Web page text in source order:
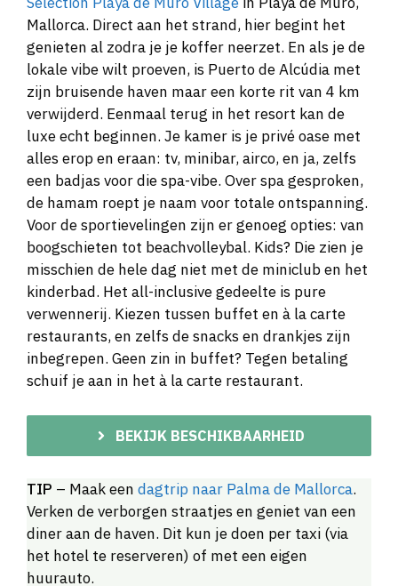
Mallorca. Direct aan het strand, hier begint het
genieten al zodra je je koffer neerzet. En als je de
lokale vibe wilt proeven, is Puerto de Alcúdia met
zijn bruisende haven maar een korte rit van 4 km
verwijderd. Eenmaal terug in het resort kan de
luxe echt beginnen. Je kamer is je privé oase met
alles erop en eraan: tv, minibar, airco, en ja, zelfs
een badjas voor die spa-vibe. Over spa gesproken,
de hamam roept je naam voor totale ontspanning.
Voor de sportievelingen zijn er genoeg opties: van
boogschieten tot beachvolleybal. Kids? Die zien je
misschien de hele dag niet met de miniclub en het
kinderbad. Het all-inclusive gedeelte is pure
verwennerij. Kiezen tussen buffet en à la carte
restaurants, en zelfs de snacks en drankjes zijn
inbegrepen. Geen zin in buffet? Tegen betaling
schuif je aan in het à la carte restaurant.
BEKIJK BESCHIKBAARHEID
TIP – Maak een dagtrip naar Palma de Mallorca.
Verken de verborgen straatjes en geniet van een
diner aan de haven. Dit kun je doen per taxi (via
het hotel te reserveren) of met een eigen
huurauto.